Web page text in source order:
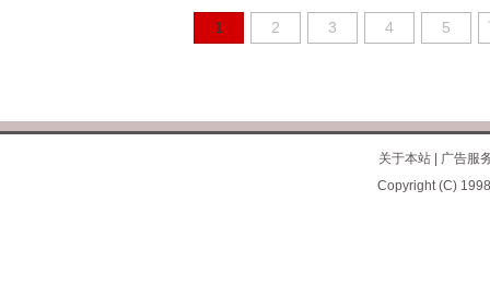
1 2 3 4 5
关于本站|
广告服
Copyright (C)